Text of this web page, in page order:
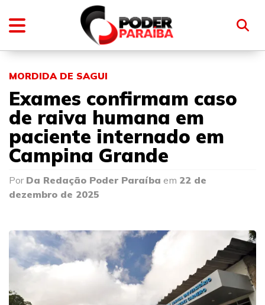
MORDIDA DE SAGUI
Exames confirmam caso
de raiva humana em
paciente internado em
Campina Grande
Por Da Redação Poder Paraíba em 22 de
dezembro de 2025